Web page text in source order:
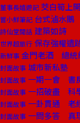
董事長嬉遊記 茭白筍上
嘗小鮮筆記 台式滷水鵝
詩仙堂閒話 建築如詩
世界超旅行 保存強權遺
新鮮事 金門老酒 總統
封面故事 城市新私塾
封面故事 一期一會 書
封面故事 一招破盡 科
封面故事 一卦貫通 老
封面故事 一問多答 真